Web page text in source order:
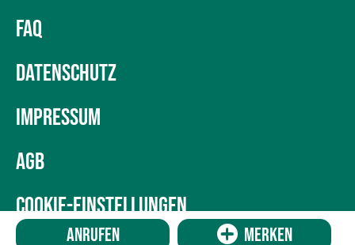
Anrufen Merken
FAQ
DATENSCHUTZ
IMPRESSUM
AGB
COOKIE-EINSTELLUNGEN